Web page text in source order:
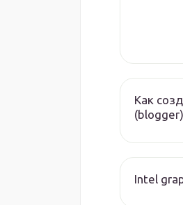
Как
(blogger)
Intel